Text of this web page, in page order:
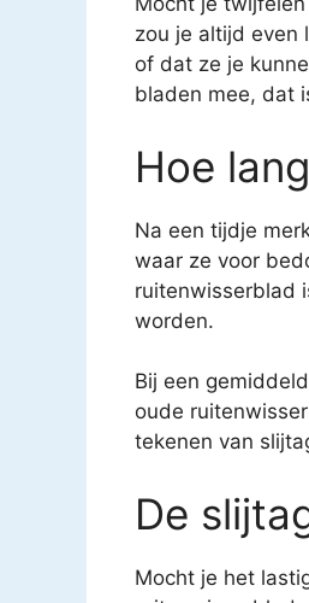
zou je altijd even
of dat ze je
bladen mee, dat
Hoe
Na een tijdje
waar ze voor
ruitenwisserblad
worden.
Bij een
oude
tekenen van
De
Mocht je het